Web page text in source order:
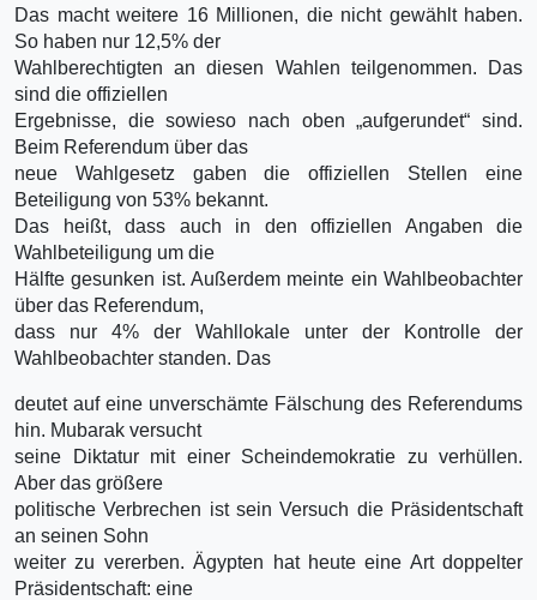
Das macht weitere 16 Millionen, die nicht gewählt haben.
So haben nur 12,5% der
Wahlberechtigten an diesen Wahlen teilgenommen. Das
sind die offiziellen
Ergebnisse, die sowieso nach oben „aufgerundet“ sind.
Beim Referendum über das
neue Wahlgesetz gaben die offiziellen Stellen eine
Beteiligung von 53% bekannt.
Das heißt, dass auch in den offiziellen Angaben die
Wahlbeteiligung um die
Hälfte gesunken ist. Außerdem meinte ein Wahlbeobachter
über das Referendum,
dass nur 4% der Wahllokale unter der Kontrolle der
Wahlbeobachter standen. Das
deutet auf eine unverschämte Fälschung des Referendums
hin. Mubarak versucht
seine Diktatur mit einer Scheindemokratie zu verhüllen.
Aber das größere
politische Verbrechen ist sein Versuch die Präsidentschaft
an seinen Sohn
weiter zu vererben. Ägypten hat heute eine Art doppelter
Präsidentschaft: eine